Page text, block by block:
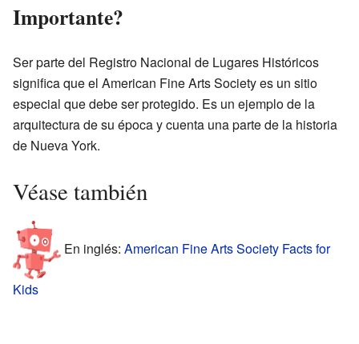
Importante?
Ser parte del Registro Nacional de Lugares Históricos
significa que el American Fine Arts Society es un sitio
especial que debe ser protegido. Es un ejemplo de la
arquitectura de su época y cuenta una parte de la historia
de Nueva York.
Véase también
En inglés: American Fine Arts Society Facts for
Kids